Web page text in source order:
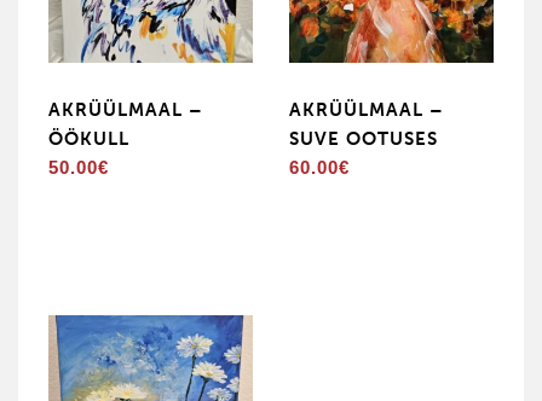
AKRÜÜLMAAL –
ÖÖKULL
50.00€
AKRÜÜLMAAL –
SUVE OOTUSES
60.00€